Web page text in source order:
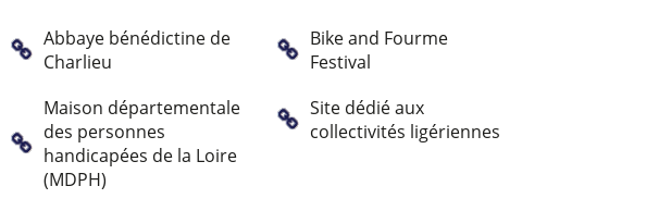
Abbaye bénédictine de
Charlieu
Bike and Fourme
Festival
Maison départementale
des personnes
handicapées de la Loire
(MDPH)
Site dédié aux
collectivités ligériennes